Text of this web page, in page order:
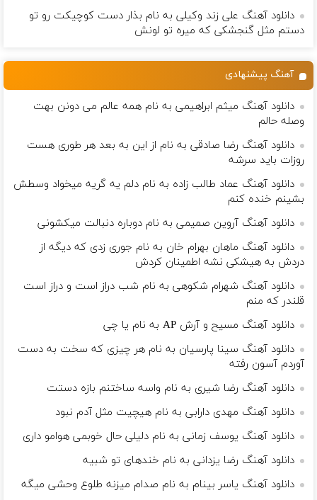
دانلود آهنگ علی زند وکیلی به نام بذار دست كوچیكت رو تو
دستم مثل گنجشكی كه میره تو لونش
آهنگ پیشنهادی
دانلود آهنگ میثم ابراهیمی به نام همه عالم می دونن بهت
وصله حالم
دانلود آهنگ رضا صادقی به نام از این به بعد هر طوری هست
روزات باید سرشه
دانلود آهنگ عماد طالب زاده به نام دلم یه گریه میخواد وسطش
بشینم خنده کنم
دانلود آهنگ آروین صمیمی به نام دوباره دنبالت میکشونی
دانلود آهنگ ماهان بهرام خان به نام جوری زدی که دیگه از
دردش به هیشکی نشه اطمینان کردش
دانلود آهنگ شهرام شکوهی به نام ﺷﺐ دراز اﺳﺖ و دراز اﺳﺖ
ﻗﻠﻨﺪر ﻛﻪ ﻣﻨﻢ
دانلود آهنگ مسیح و آرش AP به نام یا چی
دانلود آهنگ سینا پارسیان به نام هر چیزی که سخت به دست
آوردم آسون رفته
دانلود آهنگ رضا شیری به نام واسه ساختنم بازه دستت
دانلود آهنگ مهدی دارابی به نام هیچیت مثل آدم نبود
دانلود آهنگ یوسف زمانی به نام دلیلی حال خوبمی هوامو داری
دانلود آهنگ رضا یزدانی به نام خندهای تو شبیه
دانلود آهنگ یاسر بینام به نام صدام میزنه طلوع وحشی میگه